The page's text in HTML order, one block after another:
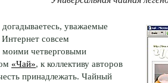
уважаемые
совсем
моими четверговыми
«Чай», к коллективу авторов
принадлежать. Чайный